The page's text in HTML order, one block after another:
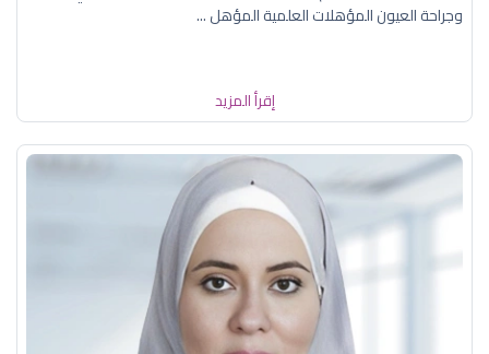
وجراحة العيون المؤهلات العلمية المؤهل ...
إقرأ المزيد